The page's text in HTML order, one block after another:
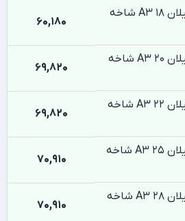
میلگرد آجدار آناهیتا گیلان 18 A3 شاخه
60,180
میلگرد آجدار آناهیتا گیلان 20 A3 شاخه
69,820
میلگرد آجدار آناهیتا گیلان 22 A3 شاخه
69,820
میلگرد آجدار آناهیتا گیلان 25 A3 شاخه
70,910
میلگرد آجدار آناهیتا گیلان 28 A3 شاخه
70,910